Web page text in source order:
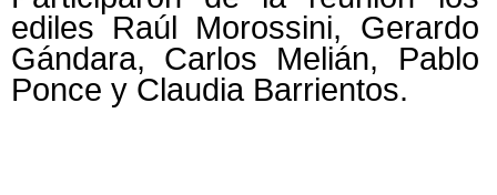
ediles Raúl Morossini, Gerardo
Gándara, Carlos Melián, Pablo
Ponce y Claudia Barrientos.